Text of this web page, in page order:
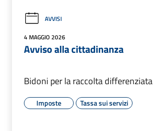
AVVISI
4 MAGGIO 2026
Avviso alla cittadinanza
Bidoni per la raccolta differenziata
Imposte Tassa sui servizi